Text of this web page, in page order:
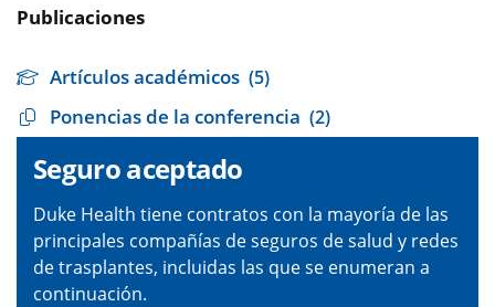
Publicaciones
Artículos académicos (5)
Ponencias de la conferencia (2)
Seguro aceptado
Duke Health tiene contratos con la mayoría de las
principales compañías de seguros de salud y redes
de trasplantes, incluidas las que se enumeran a
continuación.